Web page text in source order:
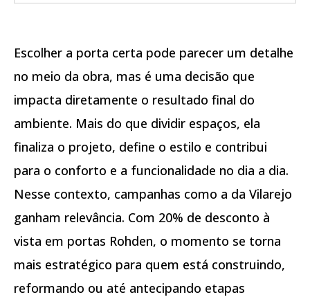
Escolher a porta certa pode parecer um detalhe
no meio da obra, mas é uma decisão que
impacta diretamente o resultado final do
ambiente. Mais do que dividir espaços, ela
finaliza o projeto, define o estilo e contribui
para o conforto e a funcionalidade no dia a dia.
Nesse contexto, campanhas como a da Vilarejo
ganham relevância. Com 20% de desconto à
vista em portas Rohden, o momento se torna
mais estratégico para quem está construindo,
reformando ou até antecipando etapas